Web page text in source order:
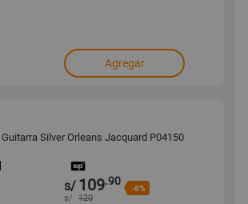
Agregar
Silver Orleans Jacquard P04150
s/ 109.90
-8%
s/ 120